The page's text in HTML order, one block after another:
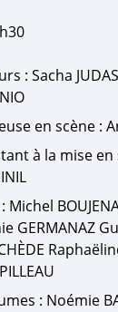
: Sacha
en scène :
à la mise en
Michel
GERMANAZ
: Noémie